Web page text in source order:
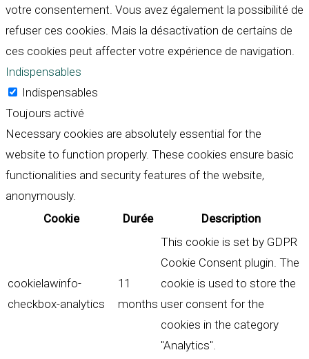
votre consentement. Vous avez également la possibilité de
refuser ces cookies. Mais la désactivation de certains de
ces cookies peut affecter votre expérience de navigation.
Indispensables
Indispensables
Toujours activé
Necessary cookies are absolutely essential for the
website to function properly. These cookies ensure basic
functionalities and security features of the website,
anonymously.
Cookie
Durée Description
cookielawinfo-
checkbox-analytics
11
months
This cookie is set by GDPR
Cookie Consent plugin. The
cookie is used to store the
user consent for the
cookies in the category
"Analytics".